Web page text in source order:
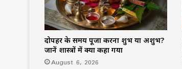
दोपहर के समय पूजा करना शुभ या अशुभ?
जानें शास्त्रों में क्या कहा गया
August 6, 2026